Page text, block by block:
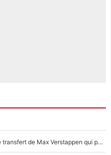
F1 - Une légende de McLaren refuse le transfert de Max Verstappen qui pourrait «faire des vagues» et plomber l'ambiance dans l'équipe